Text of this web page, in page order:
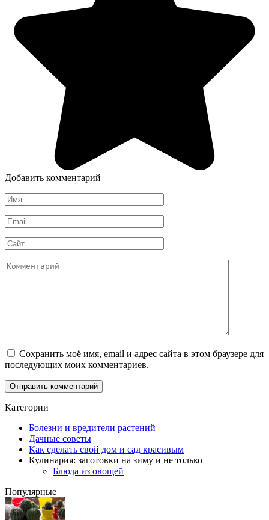
Добавить комментарий
Имя
*
Email
*
Сайт
Комментарий
Сохранить моё имя, email и адрес сайта в этом браузере для
последующих моих комментариев.
Категории
Болезни и вредители растений
Дачные советы
Как сделать свой дом и сад красивым
Кулинария: заготовки на зиму и не только
Блюда из овощей
Популярные